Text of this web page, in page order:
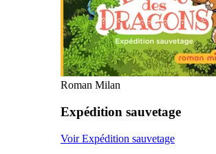
Roman Milan
Expédition sauvetage
Voir Expédition sauvetage